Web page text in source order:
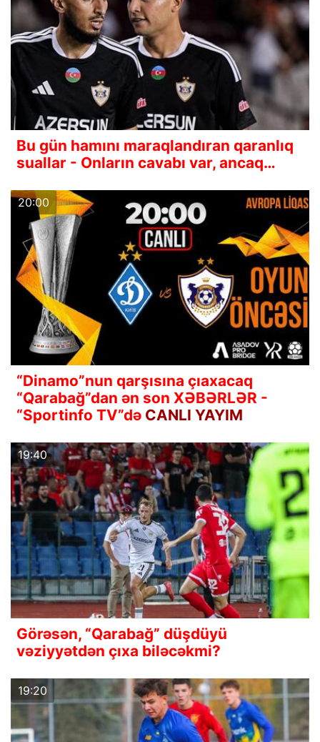
Bu gün hamını maraqlandıran qaranlıq
suallar - Onların cavabı var, ancaq…
20:00
“Dinamo”nun qarşısına çıaxacaq
“Qarabağ”dan ən son XƏBƏRLƏR -
“Sportinfo TV”də CANLI YAYIM
19:40
Görəsən, “Qarabağ” düşdüyü
vəziyyətdən çıxa biləcəkmi?
19:20